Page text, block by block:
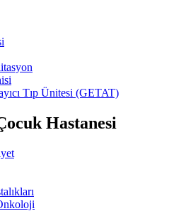
Tıp Ünitesi (GETAT)
Hastanesi